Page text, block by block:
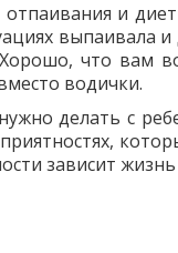
и
выпаивала
что вам
водички.
делать с
зависит